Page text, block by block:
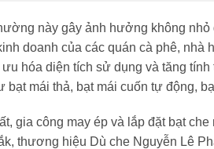
này gây ảnh hưởng không
doanh của các quán cà phê, nhà
hóa diện tích sử dụng và tăng
bạt mái thả, bạt mái cuốn tự động,
gia công may ép và lắp đặt bạt
thương hiệu Dù che Nguyễn Lê